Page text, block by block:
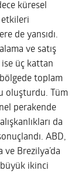
küresel
etkileri
de yansıdı.
ve satış
ise üç kattan
toplam
oluşturdu. Tüm
perakende
da
ABD,
Brezilya’da
ikinci